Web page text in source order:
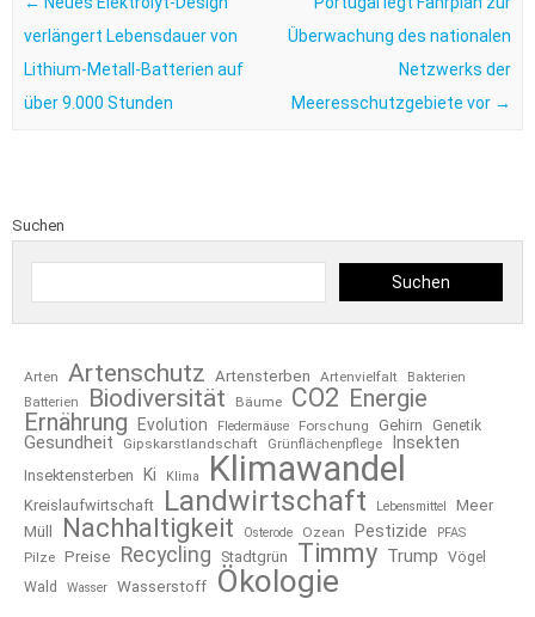
verlängert Lebensdauer von
Lithium-Metall-Batterien auf
über 9.000 Stunden
Überwachung des nationalen
Netzwerks der
Meeresschutzgebiete vor →
Suchen
Suchen
Arten Artenschutz Artensterben Artenvielfalt
Bakterien
Batterien
Biodiversität Bäume CO2 Energie
Ernährung
Evolution Fledermäuse Forschung Gehirn Genetik
Gesundheit Gipskarstlandschaft Grünflächenpflege Insekten
Insektensterben Ki Klima Klimawandel
Kreislaufwirtschaft Landwirtschaft Lebensmittel
Meer
Müll
Nachhaltigkeit Osterode Ozean Pestizide PFAS
Pilze Preise Recycling Stadtgrün Timmy Trump
Vögel
Wald
Wasser Wasserstoff Ökologie